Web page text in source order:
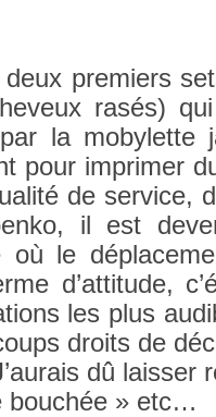
pre­mi­ers
rasés) qui
la mobylet­te
pour im­prim­er
de ser­vice,
il est
où le
d’at­titude,
les plus
droits de
dû laiss­er
bouchée » etc…